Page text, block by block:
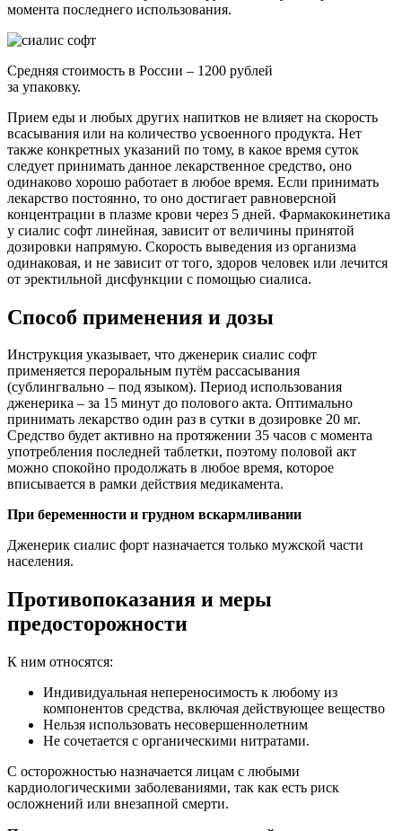
момента последнего использования.
Средняя стоимость в России – 1200 рублей
за упаковку.
Прием еды и любых других напитков не влияет на скорость
всасывания или на количество усвоенного продукта. Нет
также конкретных указаний по тому, в какое время суток
следует принимать данное лекарственное средство, оно
одинаково хорошо работает в любое время. Если принимать
лекарство постоянно, то оно достигает равноверсной
концентрации в плазме крови через 5 дней. Фармакокинетика
у сиалис софт линейная, зависит от величины принятой
дозировки напрямую. Скорость выведения из организма
одинаковая, и не зависит от того, здоров человек или лечится
от эректильной дисфункции с помощью сиалиса.
Способ применения и дозы
Инструкция указывает, что дженерик сиалис софт
применяется пероральным путём рассасывания
(сублингвально – под языком). Период использования
дженерика – за 15 минут до полового акта. Оптимально
принимать лекарство один раз в сутки в дозировке 20 мг.
Средство будет активно на протяжении 35 часов с момента
употребления последней таблетки, поэтому половой акт
можно спокойно продолжать в любое время, которое
вписывается в рамки действия медикамента.
При беременности и грудном вскармливании
Дженерик сиалис форт назначается только мужской части
населения.
Противопоказания и меры
предосторожности
К ним относятся:
Индивидуальная непереносимость к любому из
компонентов средства, включая действующее вещество
Нельзя использовать несовершеннолетним
Не сочетается с органическими нитратами.
С осторожностью назначается лицам с любыми
кардиологическими заболеваниями, так как есть риск
осложнений или внезапной смерти.